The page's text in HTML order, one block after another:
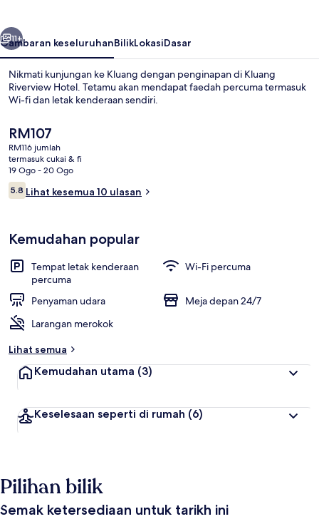
Seterusnya
11+
Gambaran keseluruhanBilikLokasiDasar
Nikmati kunjungan ke Kluang dengan penginapan di Kluang
Riverview Hotel. Tetamu akan mendapat faedah percuma termasuk
Wi-fi dan letak kenderaan sendiri.
Harga
semasa
ialah
RM107
RM107
RM116 jumlah
termasuk cukai & fi
19 Ogo - 20 Ogo
Ulasan
5.85.8 daripada 10
Lihat kesemua 10 ulasan
Kemudahan popular
Tempat letak kenderaan
percuma
Wi-Fi percuma
Penyaman udara
Meja depan 24/7
Larangan merokok
Lihat semua
Kemudahan utama (3)
Keselesaan seperti di rumah (6)
Pilihan bilik
Semak ketersediaan untuk tarikh ini